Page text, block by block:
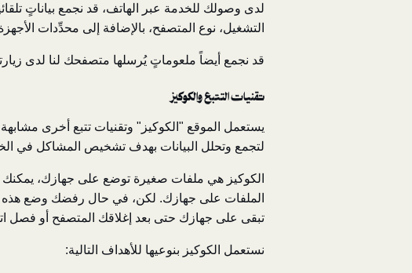
التشغيل، نوع المتصفح، بالإضافة إلى محدِّدات
قد نجمع أيضاً ملعوماتٍ يُرسلها متصفحك لنا لدى
تقنيات التتبع والكوكيز
لتجمع وتحلل البيانات بهدف تشخيص المشاكل في
الكوكيز هي ملفات صغيرة توضع على جهازك،
الملفات على جهازك. لكن، في حال رفضك وضع هذه
تبقى على جهازك حتى بعد إغلاقك المتصفح أو فصل
نستعمل الكوكيز بنوعيها للأهداف التالية: